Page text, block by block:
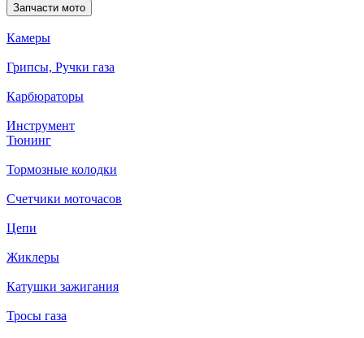
Запчасти мото
Камеры
Грипсы, Ручки газа
Карбюраторы
Инструмент
Тюнинг
Тормозные колодки
Счетчики моточасов
Цепи
Жиклеры
Катушки зажигания
Тросы газа